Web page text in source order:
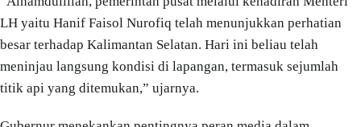
LH yaitu Hanif Faisol Nurofiq telah menunjukkan perhatian
besar terhadap Kalimantan Selatan. Hari ini beliau telah
meninjau langsung kondisi di lapangan, termasuk sejumlah
titik api yang ditemukan,” ujarnya.